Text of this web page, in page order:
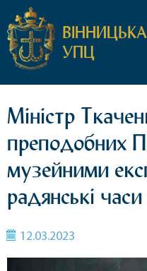
УПЦ
Міністр
преподобних
музейними
радянські часи
12.03.2023